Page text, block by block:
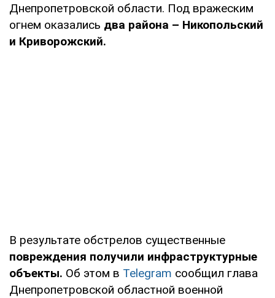
Днепропетровской области. Под вражеским
огнем оказались два района – Никопольский
и Криворожский.
В результате обстрелов существенные
повреждения получили инфраструктурные
объекты. Об этом в Telegram сообщил глава
Днепропетровской областной военной